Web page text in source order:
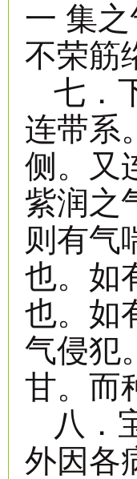
一 集
不荣筋
七．
连带系
侧。又
紫润之
则有气
也。如
也。如
气侵犯
甘。而
八．
外因各